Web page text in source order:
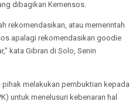
dibagikan Kemensos.
rekomendasikan, atau memerintah
apalagi rekomendasikan goodie
kata Gibran di Solo, Senin
melakukan pembuktian kepada
untuk menelusuri kebenaran hal